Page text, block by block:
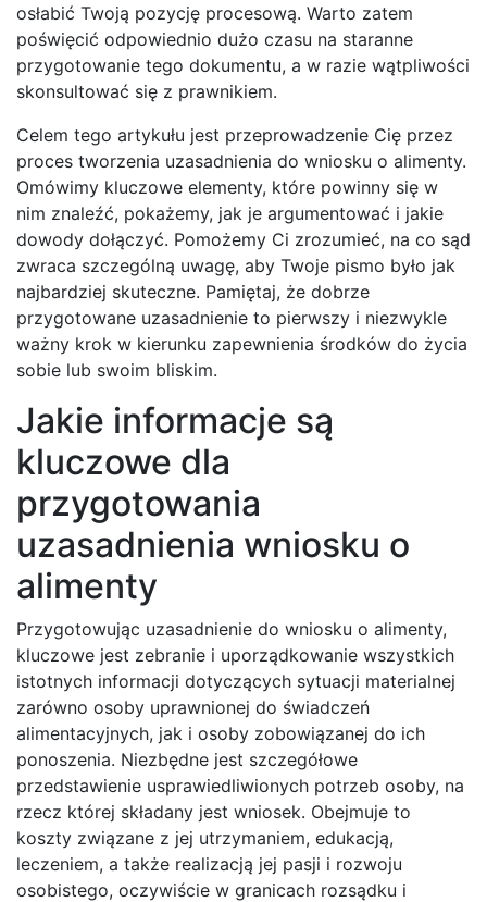
osłabić Twoją pozycję procesową. Warto zatem
poświęcić odpowiednio dużo czasu na staranne
przygotowanie tego dokumentu, a w razie wątpliwości
skonsultować się z prawnikiem.
Celem tego artykułu jest przeprowadzenie Cię przez
proces tworzenia uzasadnienia do wniosku o alimenty.
Omówimy kluczowe elementy, które powinny się w
nim znaleźć, pokażemy, jak je argumentować i jakie
dowody dołączyć. Pomożemy Ci zrozumieć, na co sąd
zwraca szczególną uwagę, aby Twoje pismo było jak
najbardziej skuteczne. Pamiętaj, że dobrze
przygotowane uzasadnienie to pierwszy i niezwykle
ważny krok w kierunku zapewnienia środków do życia
sobie lub swoim bliskim.
Jakie informacje są
kluczowe dla
przygotowania
uzasadnienia wniosku o
alimenty
Przygotowując uzasadnienie do wniosku o alimenty,
kluczowe jest zebranie i uporządkowanie wszystkich
istotnych informacji dotyczących sytuacji materialnej
zarówno osoby uprawnionej do świadczeń
alimentacyjnych, jak i osoby zobowiązanej do ich
ponoszenia. Niezbędne jest szczegółowe
przedstawienie usprawiedliwionych potrzeb osoby, na
rzecz której składany jest wniosek. Obejmuje to
koszty związane z jej utrzymaniem, edukacją,
leczeniem, a także realizacją jej pasji i rozwoju
osobistego, oczywiście w granicach rozsądku i